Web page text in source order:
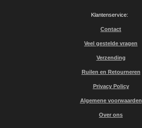
Klantenservice:
Contact
Veel gestelde vragen
Verzending
Ruilen en Retourneren
Privacy Policy
Algemene voorwaarden
Over ons